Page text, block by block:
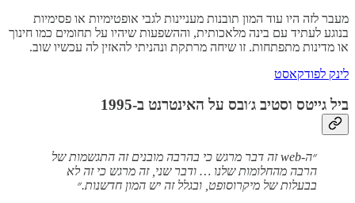
מעבר לזה היו עוד המון תובנות מעניינות לגבי אופטימיות או פסימיות
בנוגע לעתיד עם בינה מלאכותית, וההשפעות שיהיו על תחומים כמו חינוך
או מדינות מתפתחות. זו שיחה מרתקת ונהניתי להאזין לה עכשיו שוב.
לינק לפודקאסט
ביל גייטס וסטיב ג׳ובס על האינטרנט ב-1995
״ה-web זה דבר מרגש כי בהרבה מובנים זה התגשמות של
הרבה מהחלומות שלנו … ודבר שני, זה מרגש כי זה לא
בבעלות של מיקרוסופט, ובגלל זה יש המון חדשנות.״